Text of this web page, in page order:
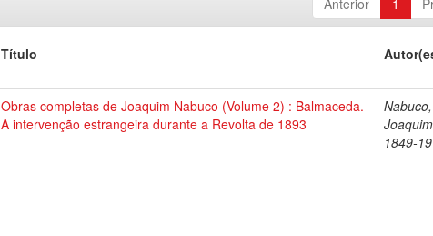
Anterior 1
Título
Obras completas de Joaquim Nabuco (Volume 2) : Balmaceda.
A intervenção estrangeira durante a Revolta de 1893
Nabuco,
1849-